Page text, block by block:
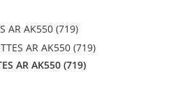
AR AK550 (719)